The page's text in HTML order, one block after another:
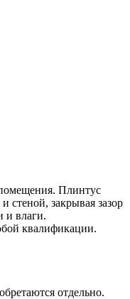
Плинтус
стеной, закрывая зазор
и влаги.
квалификации.
отдельно.